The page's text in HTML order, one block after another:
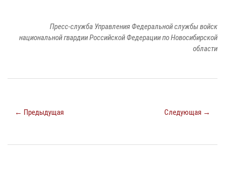
Пресс-служба Управления Федеральной службы войск
национальной гвардии Российской Федерации по Новосибирской
области
← Предыдущая Следующая →